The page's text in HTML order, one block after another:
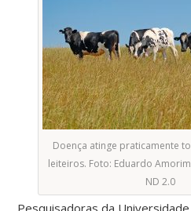
Doença atinge praticamente
leiteiros. Foto: Eduardo
ND 2.0
Pesquisadoras da